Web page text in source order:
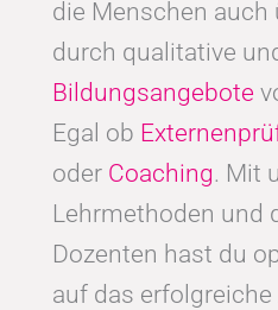
die Menschen auch
durch qualitative
Bildungsangebote
Egal ob
oder Coaching. Mit
Lehrmethoden und
Dozenten hast du
auf das erfolgreiche